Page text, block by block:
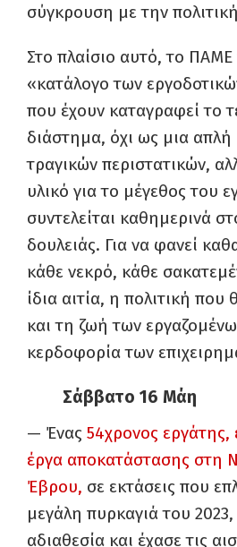
σύγκρουση με την
Στο πλαίσιο αυτό, το ΠΑΜΕ
«κατάλογο των
που έχουν καταγραφεί το
διάστημα, όχι ως μια
τραγικών περιστατικών,
υλικό για το μέγεθος του
συντελείται καθημερινά
δουλειάς. Για να φανεί
κάθε νεκρό, κάθε
ίδια αιτία, η πολιτική που
και τη ζωή των
κερδοφορία των
Σάββατο 16 Μάη
— Ένας 54χρονος
έργα αποκατάστασης στη
Έβρου, σε εκτάσεις που
μεγάλη πυρκαγιά του
αδιαθεσία και έχασε τις